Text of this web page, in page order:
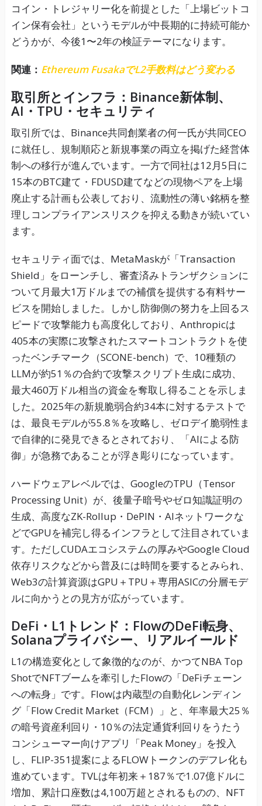
コイン・トレジャリー化を前提とした「上場ビットコ
イン保有会社」というモデルが中長期的に持続可能か
どうかが、今後1〜2年の検証テーマになります。
関連： Ethereum FusakaでL2手数料はどう変わる
取引所とインフラ：Binance新体制、
AI・TPU・セキュリティ
取引所では、Binance共同創業者の何一氏が共同CEO
に就任し、規制順応と新規事業の両立を掲げた経営体
制への移行が進んでいます。一方で同社は12月5日に
15本のBTC建て・FDUSD建てなどの現物ペアを上場
廃止する計画も公表しており、流動性の薄い銘柄を整
理しコンプライアンスリスクを抑える動きが続いてい
ます。
セキュリティ面では、MetaMaskが「Transaction
Shield」をローンチし、審査済みトランザクションに
ついて月最大1万ドルまでの補償を提供する有料サー
ビスを開始しました。しかし防御側の努力を上回るス
ピードで攻撃能力も高度化しており、Anthropicは
405本の実際に攻撃されたスマートコントラクトを使
ったベンチマーク（SCONE-bench）で、10種類の
LLMが約51％の合約で攻撃スクリプト生成に成功、
最大460万ドル相当の資金を奪取し得ることを示しま
した。2025年の新規脆弱合約34本に対するテストで
は、最良モデルが55.8％を攻略し、ゼロデイ脆弱性ま
で自律的に発見できるとされており、「AIによる防
御」が急務であることが浮き彫りになっています。
ハードウェアレベルでは、GoogleのTPU（Tensor
Processing Unit）が、後量子暗号やゼロ知識証明の
生成、高度なZK-Rollup・DePIN・AIネットワークな
どでGPUを補完し得るインフラとして注目されていま
す。ただしCUDAエコシステムの厚みやGoogle Cloud
依存リスクなどから普及には時間を要するとみられ、
Web3の計算資源はGPU＋TPU＋専用ASICの分層モデ
ルに向かうとの見方が広がっています。
DeFi・L1トレンド：FlowのDeFi転身、
Solanaプライバシー、リアルイールド
L1の構造変化として象徴的なのが、かつてNBA Top
ShotでNFTブームを牽引したFlowの「DeFiチェーン
への転身」です。Flowは内蔵型の自動化レンディン
グ「Flow Credit Market（FCM）」と、年率最大25％
の暗号資産利回り・10％の法定通貨利回りをうたう
コンシューマー向けアプリ「Peak Money」を投入
し、FLIP-351提案によるFLOWトークンのデフレ化も
進めています。TVLは年初来＋187％で1.07億ドルに
増加、累計口座数は4,100万超とされるものの、NFT